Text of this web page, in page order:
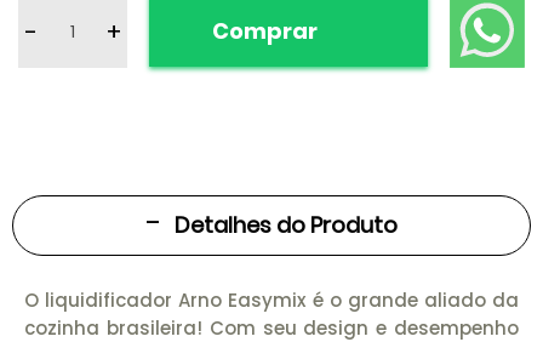
- + Comprar
Detalhes do Produto
O liquidificador Arno Easymix é o grande aliado da
cozinha brasileira! Com seu design e desempenho